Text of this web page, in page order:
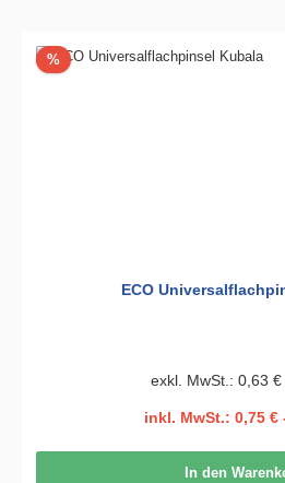
%Rabatt
ECO
exkl. MwSt.: 0,63
inkl. MwSt.: 0,75 €
In den